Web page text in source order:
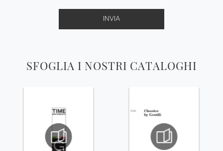
SFOGLIA I NOSTRI CATALOGHI
INVIA